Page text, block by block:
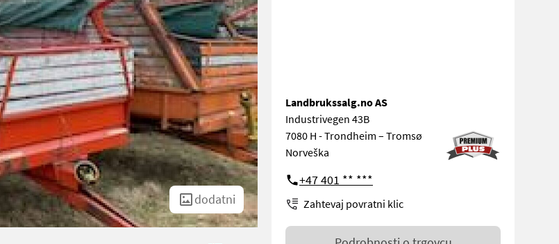
dodatni
Landbrukssalg.no AS
Industrivegen 43B
7080 H - Trondheim – Tromsø
Norveška
+47 401 ** ***
Zahtevaj povratni klic